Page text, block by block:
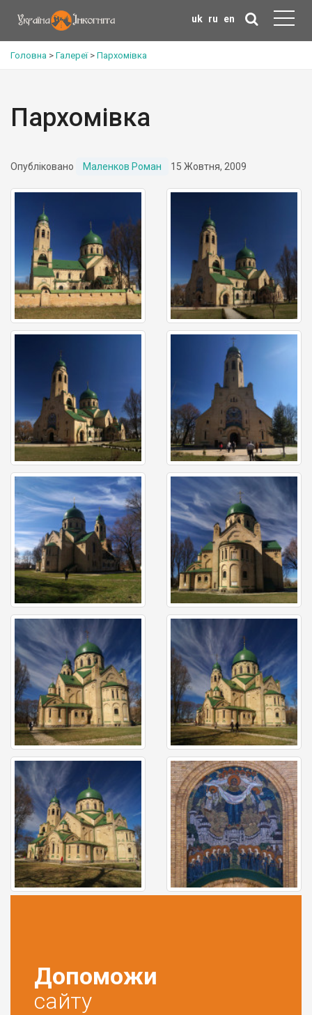
uk ru en
Головна > Галереї> Пархомівка
Пархомівка
Опубліковано Маленков Роман 15 Жовтня, 2009
Допоможи
сайту